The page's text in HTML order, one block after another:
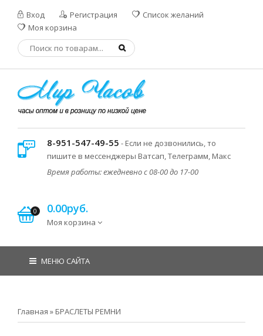
Вход Регистрация
Список желаний
Моя корзина
8-951-547-49-55 - Если не дозвонились, то
пишите в мессенджеры Ватсап, Телеграмм, Макс
Время работы: ежедневно с 08-00 до 17-00
0 0.00руб.
Моя корзина
МЕНЮ САЙТА
Главная » БРАСЛЕТЫ РЕМНИ